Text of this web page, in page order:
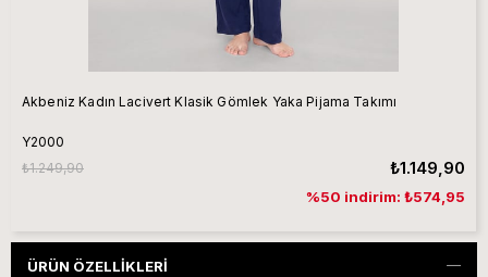
Akbeniz Kadın Lacivert Klasik Gömlek Yaka Pijama Takımı
Y2000
₺1.149,90
₺1.249,90
%50 indirim: ₺574,95
ÜRÜN ÖZELLIKLERI